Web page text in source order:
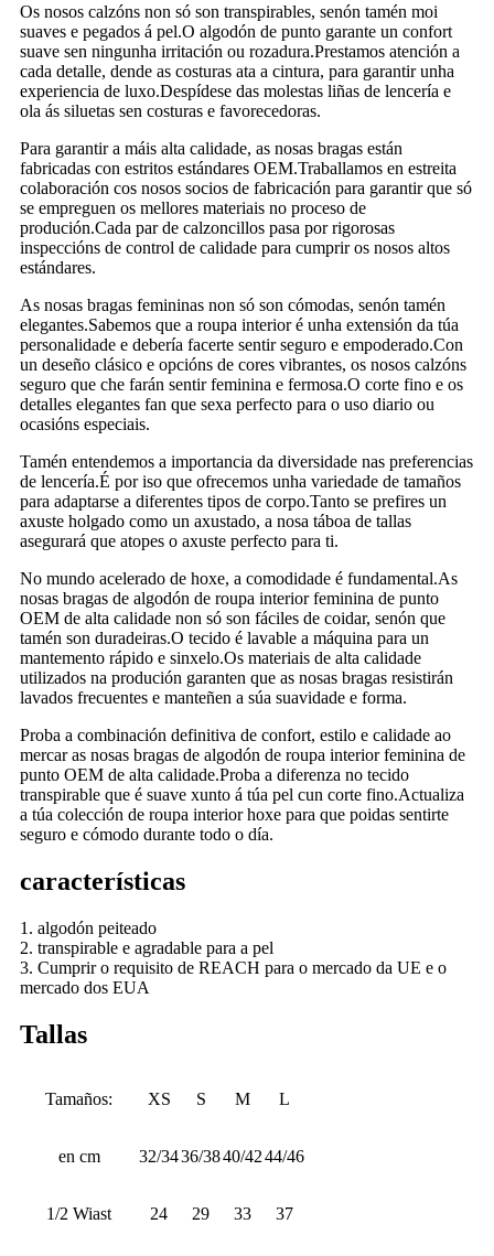
Os nosos calzóns non só son transpirables, senón tamén moi
suaves e pegados á pel.O algodón de punto garante un confort
suave sen ningunha irritación ou rozadura.Prestamos atención a
cada detalle, dende as costuras ata a cintura, para garantir unha
experiencia de luxo.Despídese das molestas liñas de lencería e
ola ás siluetas sen costuras e favorecedoras.
Para garantir a máis alta calidade, as nosas bragas están
fabricadas con estritos estándares OEM.Traballamos en estreita
colaboración cos nosos socios de fabricación para garantir que só
se empreguen os mellores materiais no proceso de
produción.Cada par de calzoncillos pasa por rigorosas
inspeccións de control de calidade para cumprir os nosos altos
estándares.
As nosas bragas femininas non só son cómodas, senón tamén
elegantes.Sabemos que a roupa interior é unha extensión da túa
personalidade e debería facerte sentir seguro e empoderado.Con
un deseño clásico e opcións de cores vibrantes, os nosos calzóns
seguro que che farán sentir feminina e fermosa.O corte fino e os
detalles elegantes fan que sexa perfecto para o uso diario ou
ocasións especiais.
Tamén entendemos a importancia da diversidade nas preferencias
de lencería.É por iso que ofrecemos unha variedade de tamaños
para adaptarse a diferentes tipos de corpo.Tanto se prefires un
axuste holgado como un axustado, a nosa táboa de tallas
asegurará que atopes o axuste perfecto para ti.
No mundo acelerado de hoxe, a comodidade é fundamental.As
nosas bragas de algodón de roupa interior feminina de punto
OEM de alta calidade non só son fáciles de coidar, senón que
tamén son duradeiras.O tecido é lavable a máquina para un
mantemento rápido e sinxelo.Os materiais de alta calidade
utilizados na produción garanten que as nosas bragas resistirán
lavados frecuentes e manteñen a súa suavidade e forma.
Proba a combinación definitiva de confort, estilo e calidade ao
mercar as nosas bragas de algodón de roupa interior feminina de
punto OEM de alta calidade.Proba a diferenza no tecido
transpirable que é suave xunto á túa pel cun corte fino.Actualiza
a túa colección de roupa interior hoxe para que poidas sentirte
seguro e cómodo durante todo o día.
características
1. algodón peiteado
2. transpirable e agradable para a pel
3. Cumprir o requisito de REACH para o mercado da UE e o
mercado dos EUA
Tallas
Tamaños: XS S M L
en cm 32/3436/3840/4244/46
1/2 Wiast 24 29 33 37